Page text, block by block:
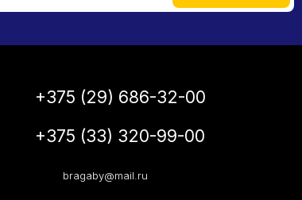
+375 (29) 686-32-00
+375 (33) 320-99-00
bragaby@mail.ru